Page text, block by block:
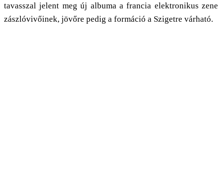
tavasszal jelent meg új albuma a francia elektronikus zene
zászlóvivőinek, jövőre pedig a formáció a Szigetre várható.